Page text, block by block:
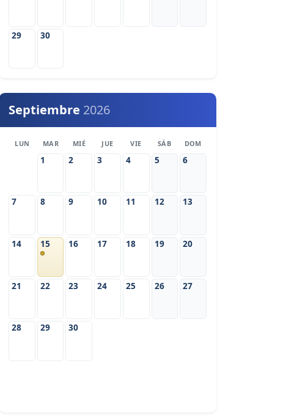
29 30
Septiembre 2026
LUN MAR MIÉ JUE VIE SÁB DOM
1 2 3 4 5 6
7 8 9 10 11 12 13
14 15 16 17 18 19 20
21 22 23 24 25 26 27
28 29 30